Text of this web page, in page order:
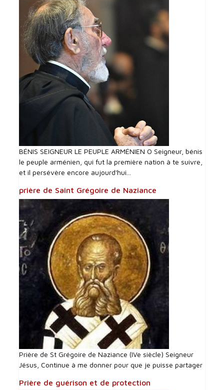
BÉNIS SEIGNEUR LE PEUPLE ARMÉNIEN O Seigneur, bénis
le peuple arménien, qui fut la première nation à te suivre,
et il persévère encore aujourd'hui...
prière de Saint Grégoire de Naziance
Prière de St Grégoire de Naziance (IVe siècle) Seigneur
Jésus, Continue à me donner pour que je puisse partager
Prière de guérison et de protection